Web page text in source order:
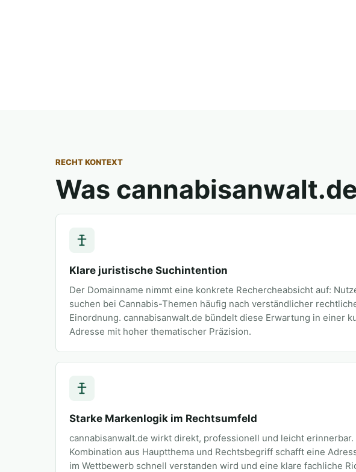
RECHT KONTEXT
Was
Klare juristische Suchintention
Der Domainname nimmt eine konkrete Rechercheabsicht auf:
suchen bei Cannabis-Themen häufig nach verständlicher
Einordnung. cannabisanwalt.de bündelt diese Erwartung in einer
Adresse mit hoher thematischer Präzision.
Starke Markenlogik im Rechtsumfeld
cannabisanwalt.de wirkt direkt, professionell und leicht erinnerbar.
Kombination aus Hauptthema und Rechtsbegriff schafft eine
im Wettbewerb schnell verstanden wird und eine klare fachliche